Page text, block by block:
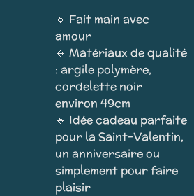
🔹 Fait main avec
amour
🔹 Matériaux de qualité
: argile polymère,
cordelette noir
environ 49cm
🔹 Idée cadeau parfaite
pour la Saint-Valentin,
un anniversaire ou
simplement pour faire
plaisir